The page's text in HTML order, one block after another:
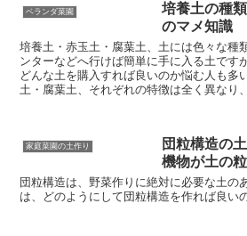
ベランダ菜園
培養土の種
のマメ知識
培養土・赤玉土・腐葉土、土には色々な種
ンターなどへ行けば簡単に手に入る土です
どんな土を購入すれば良いのか悩む人も多
土・腐葉土、それぞれの特徴は全く異なり
家庭菜園の土作り
団粒構造の
機物が土の
団粒構造は、野菜作りに絶対に必要な土の
は、どのようにして団粒構造を作れば良い